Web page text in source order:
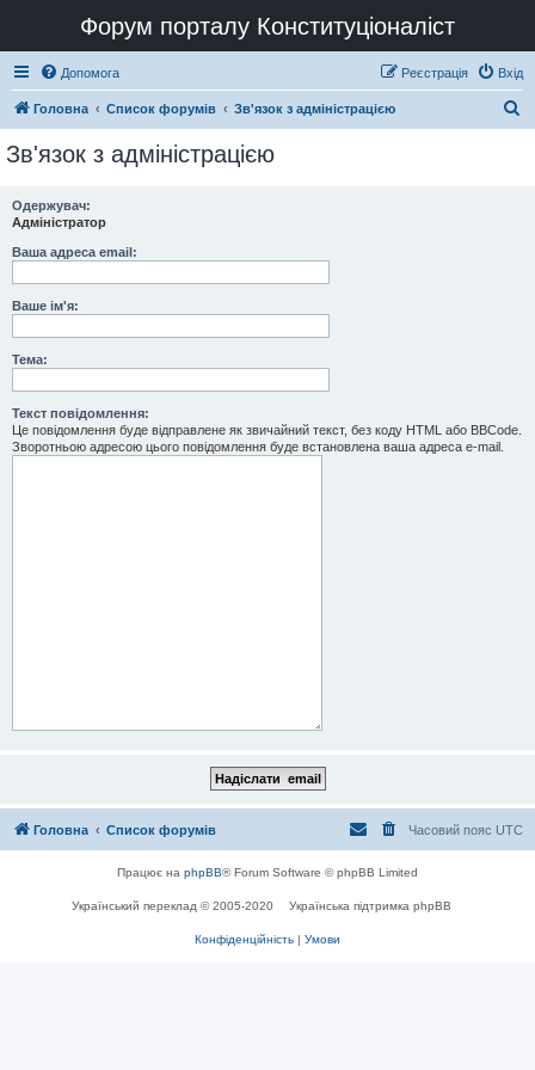
Форум порталу Конституціоналіст
Допомога Вхід
Реєстрація
Головна Список форумів Зв'язок з адміністрацією
Зв'язок з адміністрацією
Одержувач:
Адміністратор
Ваша адреса email:
Ваше ім'я:
Тема:
Текст повідомлення:
Це повідомлення буде відправлене як звичайний текст, без коду HTML або BBCode.
Зворотньою адресою цього повідомлення буде встановлена ваша адреса e-mail.
Головна Список форумів Часовий пояс UTC
Працює на phpBB® Forum Software © phpBB Limited
Український переклад © 2005-2020 Українська підтримка phpBB
Конфіденційність | Умови